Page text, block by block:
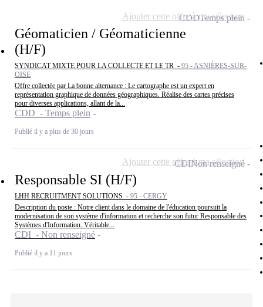
Géomaticien / Géomaticienne
(H/F)
SYNDICAT MIXTE POUR LA COLLECTE ET LE TR - 95 - ASNIÈRES-SUR-
OISE
Offre collectée par La bonne alternance : Le cartographe est un expert en
représentation graphique de données géographiques. Réalise des cartes précises
pour diverses applications, allant de la...
CDD - Temps plein
Publié il y a plus de 30 jours
CDDTemps plein
Ajouter cette offre à ma sélection
Responsable SI (H/F)
LHH RECRUITMENT SOLUTIONS - 95 - CERGY
Description du poste : Notre client dans le domaine de l'éducation poursuit la
modernisation de son système d'information et recherche son futur Responsable des
Systèmes d'Information. Véritable...
CDI - Non renseigné
Publié il y a 11 jours
CDINon renseigné
Ajouter cette offre à ma sélection